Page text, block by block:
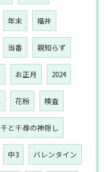
年末 福井
当番 親知らず
お正月 2024
花粉 検査
千と千尋の神隠し
中3 バレンタイン